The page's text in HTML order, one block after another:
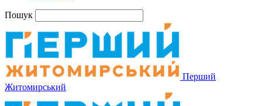
Пошук
Перший
Житомирський